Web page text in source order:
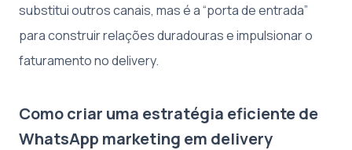
substitui outros canais, mas é a “porta de entrada”
para construir relações duradouras e impulsionar o
faturamento no delivery.
Como criar uma estratégia eficiente de
WhatsApp marketing em delivery